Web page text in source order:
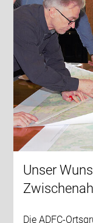
Unser
Die ADFC-